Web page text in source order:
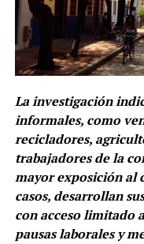
La investigación
informales, como
recicladores,
trabajadores de la
mayor exposición al
casos, desarrollan
con acceso limitado
pausas laborales y